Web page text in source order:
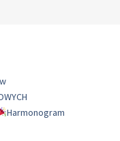
Harmonogram